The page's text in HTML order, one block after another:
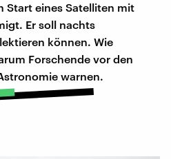
Start eines Satelliten mit
Er soll nachts
können. Wie
Forschende vor den
warnen.